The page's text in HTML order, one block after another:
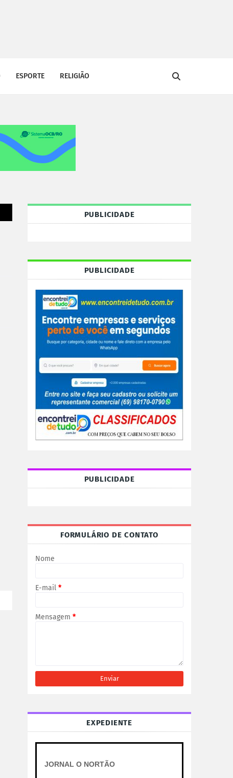
ESPORTE RELIGIÃO
PUBLICIDADE
PUBLICIDADE
PUBLICIDADE
FORMULÁRIO DE CONTATO
Nome
E-mail *
Mensagem *
EXPEDIENTE
JORNAL O NORTÃO